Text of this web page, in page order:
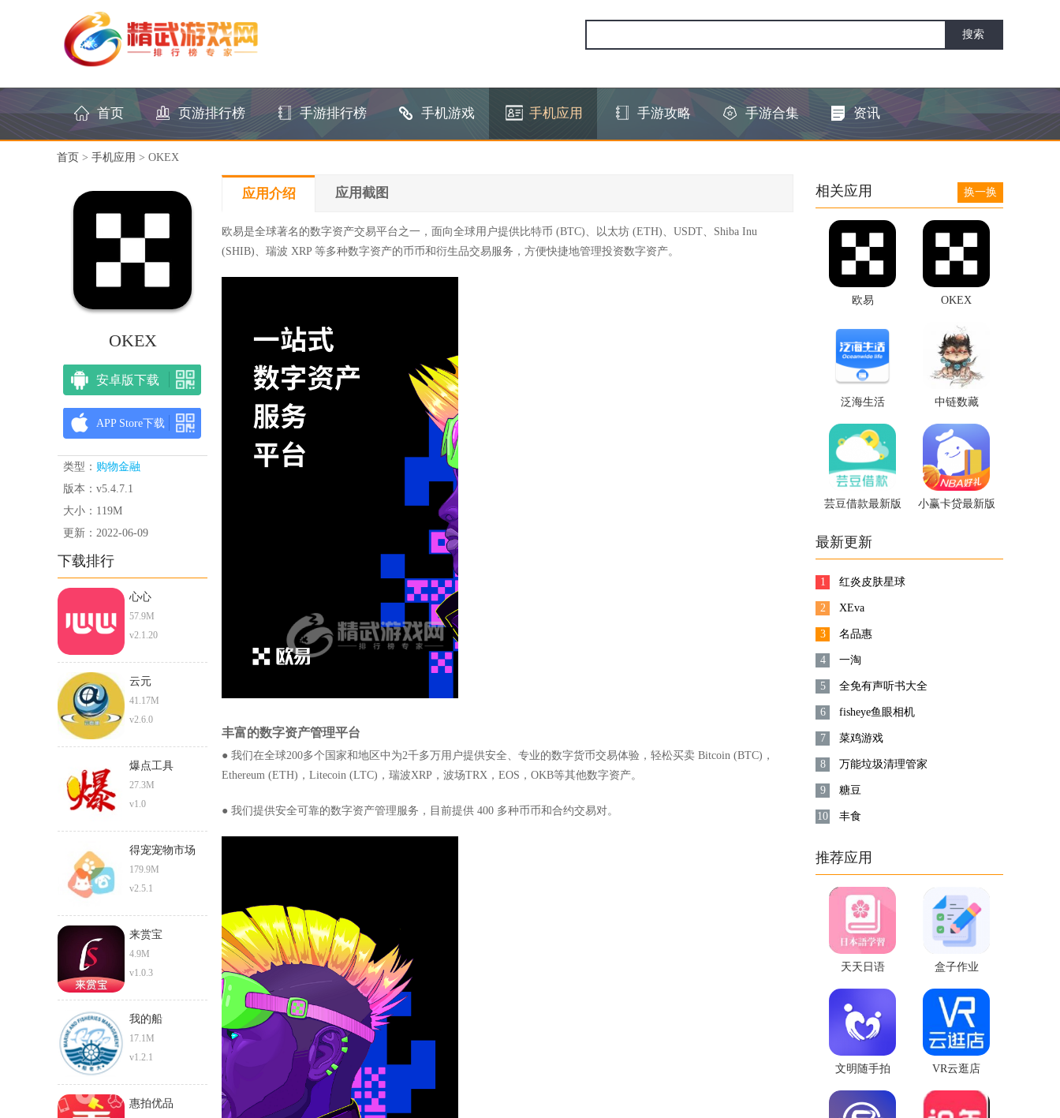
首页 页游排行榜 手游排行榜 手机游戏 手机应用 手游攻略 手游合集 资讯
首页 > 手机应用 > OKEX
OKEX
安卓版下载
APP Store下载
类型： 购物金融
版本：v5.4.7.1
大小：119M
更新：2022-06-09
下载排行
心心
57.9M
v2.1.20
云元
41.17M
v2.6.0
爆点工具
27.3M
v1.0
得宠宠物市场
179.9M
v2.5.1
来赏宝
4.9M
v1.0.3
我的船
17.1M
v1.2.1
惠拍优品
应用介绍 应用截图
欧易是全球著名的数字资产交易平台之一，面向全球用户提供比特币 (BTC)、以太坊 (ETH)、USDT、Shiba Inu
(SHIB)、瑞波 XRP 等多种数字资产的币币和衍生品交易服务，方便快捷地管理投资数字资产。
丰富的数字资产管理平台
● 我们在全球200多个国家和地区中为2千多万用户提供安全、专业的数字货币交易体验，轻松买卖 Bitcoin (BTC)，
Ethereum (ETH)，Litecoin (LTC)，瑞波XRP，波场TRX，EOS，OKB等其他数字资产。
● 我们提供安全可靠的数字资产管理服务，目前提供 400 多种币币和合约交易对。
相关应用 换一换
欧易 OKEX
泛海生活 中链数藏
芸豆借款最新版 小赢卡贷最新版
最新更新
1 红炎皮肤星球
2 XEva
3 名品惠
4 一淘
5 全免有声听书大全
6 fisheye鱼眼相机
7 菜鸡游戏
8 万能垃圾清理管家
9 糖豆
10 丰食
推荐应用
天天日语 盒子作业
文明随手拍 VR云逛店